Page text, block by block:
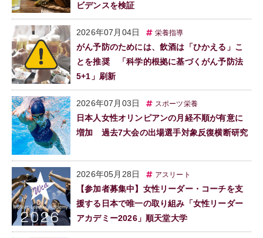
ビデンスを検証
2026年07月04日 栄養指導
がん予防のためには、飲酒は「ひかえる」こ
とを推奨 「科学的根拠に基づくがん予防法
5+1」刷新
2026年07月03日 スポーツ栄養
日本人女性オリンピアンの月経不順が有意に
増加 過去7大会の出場選手対象反復横断研究
2026年05月28日 アスリート
【参加者募集中】女性リーダー・コーチを支
援する日本で唯一の取り組み「女性リーダー
アカデミー2026」順天堂大学